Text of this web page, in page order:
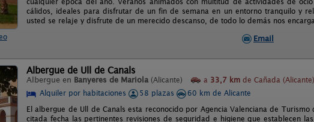
cálidos, ideales para disfrutar de un fin de semana en un entorno tranquilo y
usted se relaje y disfrute de un merecido descanso, de todo lo demás nos
Email
Albergue de Ull de Canals
Albergue en Banyeres de Mariola (Alicante) a 33,7 km de Cañada (Alicante)
Alquiler por habitaciones
58 plazas
60 km de Alicante
El albergue de Ull de Canals esta reconocido por Agencia Valenciana de
citada fecha las pertinentes revisiones de seguridad e higiene que establecen